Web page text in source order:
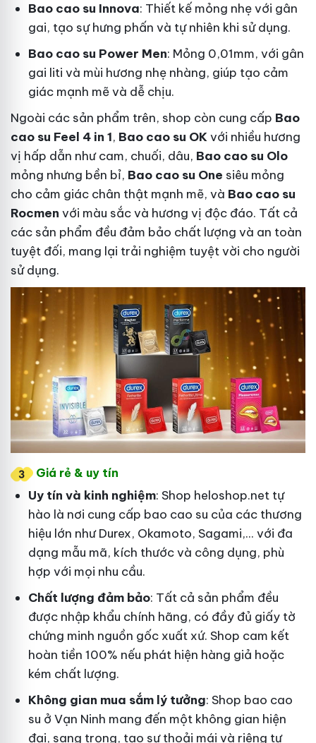
Bao cao su Innova: Thiết kế mỏng nhẹ với gân
gai, tạo sự hưng phấn và tự nhiên khi sử dụng.
Bao cao su Power Men: Mỏng 0,01mm, với gân
gai liti và mùi hương nhẹ nhàng, giúp tạo cảm
giác mạnh mẽ và dễ chịu.
Ngoài các sản phẩm trên, shop còn cung cấp Bao
cao su Feel 4 in 1, Bao cao su OKvới nhiều hương
vị hấp dẫn như cam, chuối, dâu, Bao cao su Olo
mỏng nhưng bền bỉ, Bao cao su One siêu mỏng
cho cảm giác chân thật mạnh mẽ, và Bao cao su
Rocmen với màu sắc và hương vị độc đáo. Tất cả
các sản phẩm đều đảm bảo chất lượng và an toàn
tuyệt đối, mang lại trải nghiệm tuyệt vời cho người
sử dụng.
Giá rẻ & uy tín
Uy tín và kinh nghiệm: Shop heloshop.net tự
hào là nơi cung cấp bao cao su của các thương
hiệu lớn như Durex, Okamoto, Sagami,... với đa
dạng mẫu mã, kích thước và công dụng, phù
hợp với mọi nhu cầu.
Chất lượng đảm bảo: Tất cả sản phẩm đều
được nhập khẩu chính hãng, có đầy đủ giấy tờ
chứng minh nguồn gốc xuất xứ. Shop cam kết
hoàn tiền 100% nếu phát hiện hàng giả hoặc
kém chất lượng.
Không gian mua sắm lý tưởng: Shop bao cao
su ở Vạn Ninh mang đến một không gian hiện
đại, sang trọng, tạo sự thoải mái và riêng tư